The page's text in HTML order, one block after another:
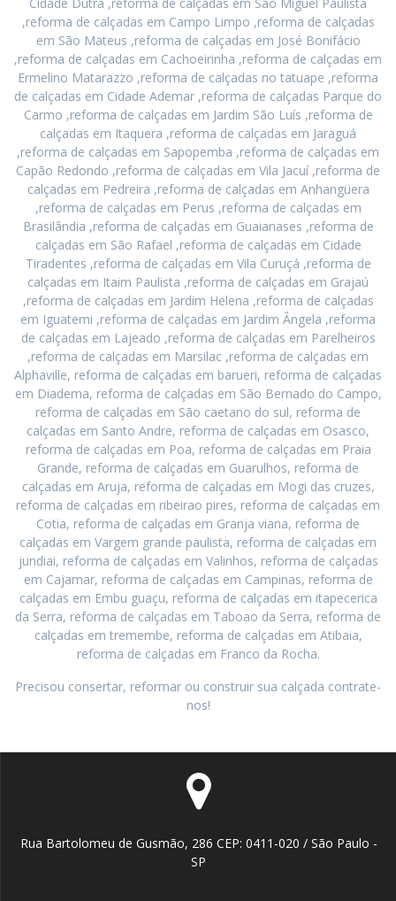
,reforma de calçadas em Campo Limpo ,reforma de calçadas
em São Mateus ,reforma de calçadas em José Bonifácio
,reforma de calçadas em Cachoeirinha ,reforma de calçadas em
Ermelino Matarazzo ,reforma de calçadas no tatuape ,reforma
de calçadas em Cidade Ademar ,reforma de calçadas Parque do
Carmo ,reforma de calçadas em Jardim São Luís ,reforma de
calçadas em Itaquera ,reforma de calçadas em Jaraguá
,reforma de calçadas em Sapopemba ,reforma de calçadas em
Capão Redondo ,reforma de calçadas em Vila Jacuí ,reforma de
calçadas em Pedreira ,reforma de calçadas em Anhangüera
,reforma de calçadas em Perus ,reforma de calçadas em
Brasilândia ,reforma de calçadas em Guaianases ,reforma de
calçadas em São Rafael ,reforma de calçadas em Cidade
Tiradentes ,reforma de calçadas em Vila Curuçá ,reforma de
calçadas em Itaim Paulista ,reforma de calçadas em Grajaú
,reforma de calçadas em Jardim Helena ,reforma de calçadas
em Iguatemi ,reforma de calçadas em Jardim Ângela ,reforma
de calçadas em Lajeado ,reforma de calçadas em Parelheiros
,reforma de calçadas em Marsilac ,reforma de calçadas em
Alphaville, reforma de calçadas em barueri, reforma de calçadas
em Diadema, reforma de calçadas em São Bernado do Campo,
reforma de calçadas em São caetano do sul, reforma de
calçadas em Santo Andre, reforma de calçadas em Osasco,
reforma de calçadas em Poa, reforma de calçadas em Praia
Grande, reforma de calçadas em Guarulhos, reforma de
calçadas em Aruja, reforma de calçadas em Mogi das cruzes,
reforma de calçadas em ribeirao pires, reforma de calçadas em
Cotia, reforma de calçadas em Granja viana, reforma de
calçadas em Vargem grande paulista, reforma de calçadas em
jundiai, reforma de calçadas em Valinhos, reforma de calçadas
em Cajamar, reforma de calçadas em Campinas, reforma de
calçadas em Embu guaçu, reforma de calçadas em itapecerica
da Serra, reforma de calçadas em Taboao da Serra, reforma de
calçadas em tremembe, reforma de calçadas em Atibaia,
reforma de calçadas em Franco da Rocha.
Precisou consertar, reformar ou construir sua calçada contrate-
nos!
Rua Bartolomeu de Gusmão, 286 CEP: 0411-020 / São Paulo -
SP